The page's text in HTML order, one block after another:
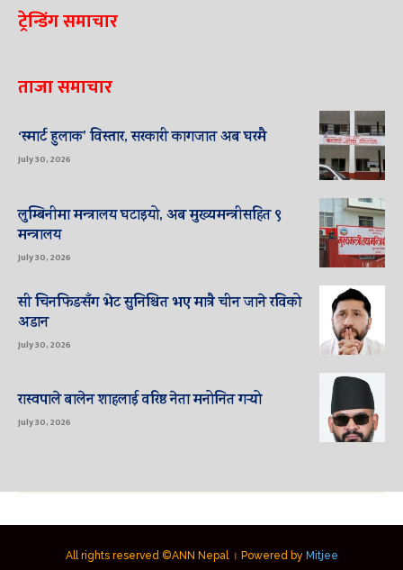
ट्रेन्डिंग समाचार
ताजा समाचार
‘स्मार्ट हुलाक’ विस्तार, सरकारी कागजात अब घरमै
July 30, 2026
लुम्बिनीमा मन्त्रालय घटाइयो, अब मुख्यमन्त्रीसहित ९
मन्त्रालय
July 30, 2026
सी चिनफिङसँग भेट सुनिश्चित भए मात्रै चीन जाने रविको
अडान
July 30, 2026
रास्वपाले बालेन शाहलाई वरिष्ठ नेता मनोनित गर्‍यो
July 30, 2026
All rights reserved ©ANN Nepal । Powered by Mitjee